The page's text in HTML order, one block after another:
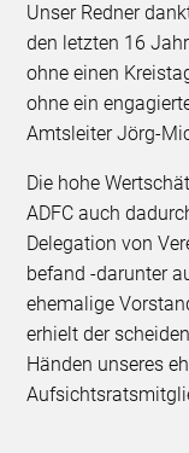
Unser Redner
den letzten 16
ohne einen
ohne ein
Amtsleiter Jörg-
Die hohe
ADFC auch
Delegation von
befand -darunter
ehemalige
erhielt der
Händen unseres